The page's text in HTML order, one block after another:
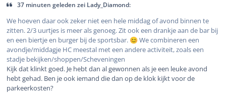
37 minuten geleden zei Lady_Diamond:
We hoeven daar ook zeker niet een hele middag of avond binnen te
zitten. 2/3 uurtjes is meer als genoeg. Zit ook een drankje aan de bar bij
en een biertje en burger bij de sportsbar. 😊 We combineren een
avondje/middagje HC meestal met een andere activiteit, zoals een
stadje bekijken/shoppen/Scheveningen
Kijk dat klinkt goed. Je hebt dan al gewonnen als je een leuke avond
hebt gehad. Ben je ook iemand die dan op de klok kijkt voor de
parkeerkosten?